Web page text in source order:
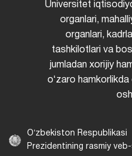
Universitet
organlari,
organlari,
tashkilotlari va
jumladan xorijiy
oʻzaro
Oʻzbekiston Respublikasi
Prezidentining rasmiy veb-